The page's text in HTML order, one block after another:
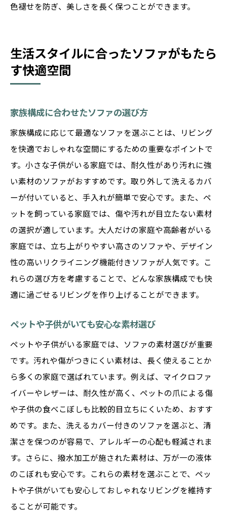
色褪せを防ぎ、美しさを長く保つことができます。
生活スタイルに合ったソファがもたら
す快適空間
家族構成に合わせたソファの選び方
家族構成に応じて最適なソファを選ぶことは、リビング
を快適でおしゃれな空間にするための重要なポイントで
す。小さな子供がいる家庭では、耐久性があり汚れに強
い素材のソファがおすすめです。取り外して洗えるカバ
ーが付いていると、手入れが簡単で安心です。また、ペ
ットを飼っている家庭では、傷や汚れが目立たない素材
の選択が適しています。大人だけの家庭や高齢者がいる
家庭では、立ち上がりやすい高さのソファや、デザイン
性の高いリクライニング機能付きソファが人気です。こ
れらの選び方を考慮することで、どんな家族構成でも快
適に過ごせるリビングを作り上げることができます。
ペットや子供がいても安心な素材選び
ペットや子供がいる家庭では、ソファの素材選びが重要
です。汚れや傷がつきにくい素材は、長く使えることか
ら多くの家庭で選ばれています。例えば、マイクロファ
イバーやレザーは、耐久性が高く、ペットの爪による傷
や子供の食べこぼしも比較的目立ちにくいため、おすす
めです。また、洗えるカバー付きのソファを選ぶと、清
潔さを保つのが容易で、アレルギーの心配も軽減されま
す。さらに、撥水加工が施された素材は、万が一の液体
のこぼれも安心です。これらの素材を選ぶことで、ペッ
トや子供がいても安心しておしゃれなリビングを維持す
ることが可能です。